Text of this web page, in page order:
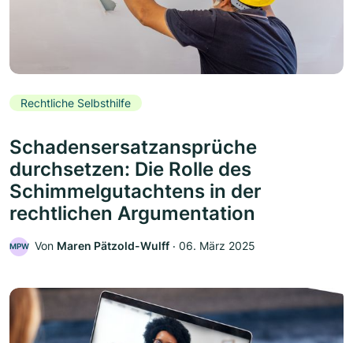
Rechtliche Selbsthilfe
Schadensersatzansprüche
durchsetzen: Die Rolle des
Schimmelgutachtens in der
rechtlichen Argumentation
MPW Von Maren Pätzold-Wulff ‧ 06. März 2025